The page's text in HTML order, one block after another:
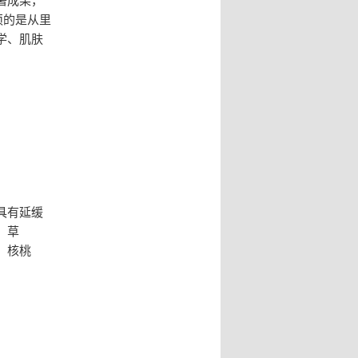
是从里
、肌肤
有延缓
草
核桃